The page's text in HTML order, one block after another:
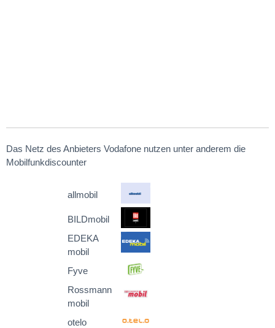
Das Netz des Anbieters Vodafone nutzen unter anderem die
Mobilfunkdiscounter
allmobil
BILDmobil
EDEKA
mobil
Fyve
Rossmann
mobil
otelo